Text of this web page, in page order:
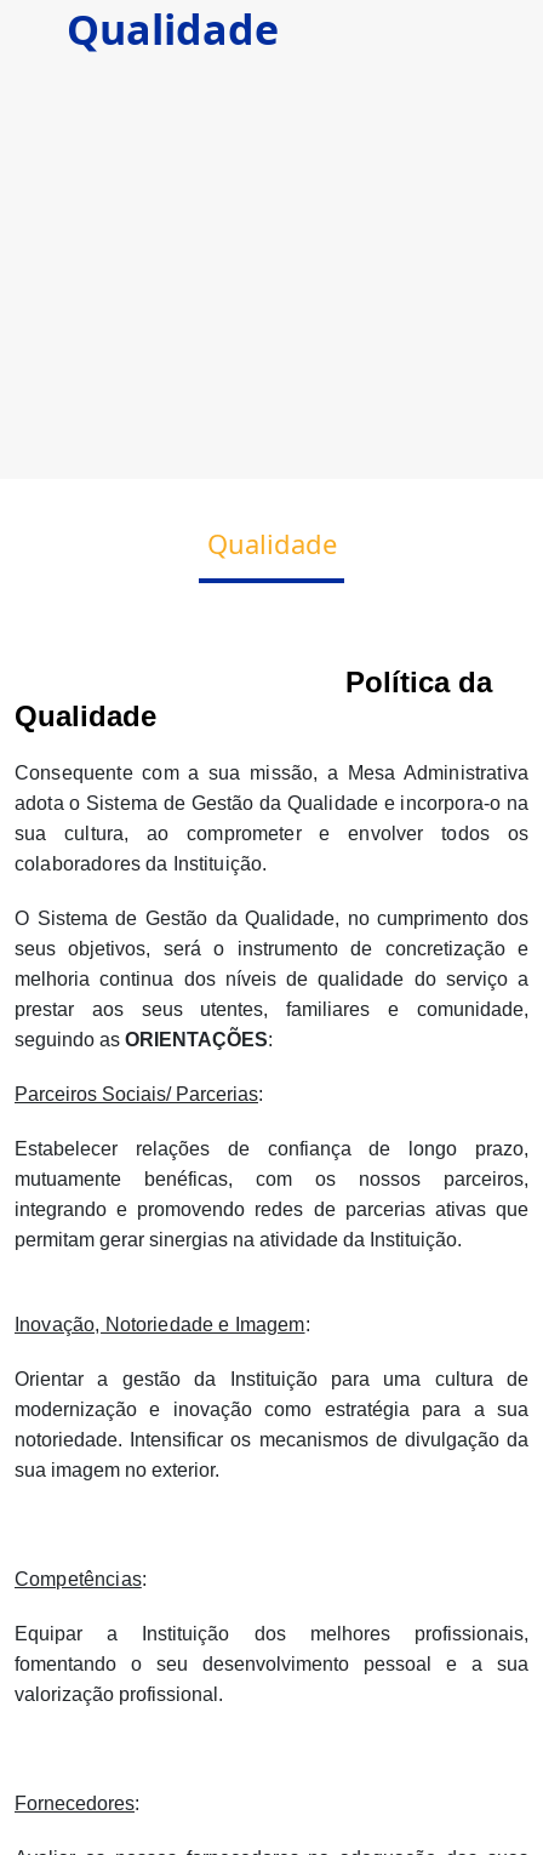
Qualidade
Qualidade
Política da
Qualidade
Consequente com a sua missão, a Mesa Administrativa
adota o Sistema de Gestão da Qualidade e incorpora-o na
sua cultura, ao comprometer e envolver todos os
colaboradores da Instituição.
O Sistema de Gestão da Qualidade, no cumprimento dos
seus objetivos, será o instrumento de concretização e
melhoria continua dos níveis de qualidade do serviço a
prestar aos seus utentes, familiares e comunidade,
seguindo as ORIENTAÇÕES:
Parceiros Sociais/ Parcerias:
Estabelecer relações de confiança de longo prazo,
mutuamente benéficas, com os nossos parceiros,
integrando e promovendo redes de parcerias ativas que
permitam gerar sinergias na atividade da Instituição.
Inovação, Notoriedade e Imagem:
Orientar a gestão da Instituição para uma cultura de
modernização e inovação como estratégia para a sua
notoriedade. Intensificar os mecanismos de divulgação da
sua imagem no exterior.
Competências:
Equipar a Instituição dos melhores profissionais,
fomentando o seu desenvolvimento pessoal e a sua
valorização profissional.
Fornecedores: